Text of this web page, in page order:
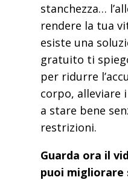
stanchezza…
rendere la tua
esiste una
gratuito ti
per ridurre
corpo, alleviare
a stare bene
restrizioni.
Guarda ora il
puoi migliorare